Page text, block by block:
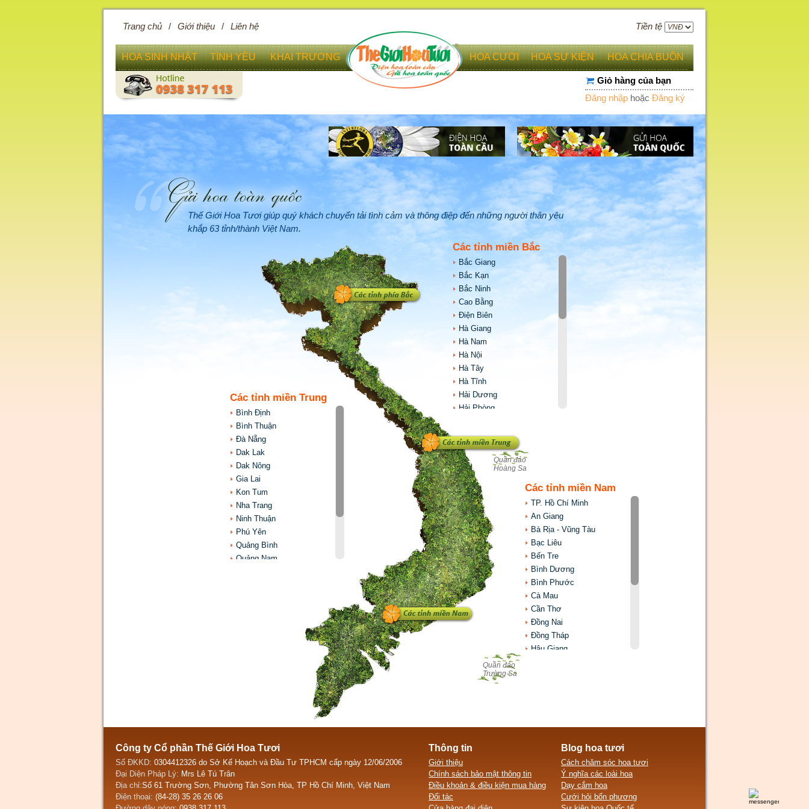
Tiền tệ
Trang chủ / Giới thiệu / Liên hệ
HOA SINH NHẬT TÌNH YÊU KHAI TRƯƠNG HOA CƯỚI HOA SỰ KIỆN HOA CHIA BUỒN
Giỏ hàng của bạn
Đăng nhập hoặc Đăng ký
Thế Giới Hoa Tươi giúp quý khách chuyển tải tình cảm và thông điệp đến những người thân yêu
khắp 63 tỉnh/thành Việt Nam.
Quần đảo
Hoàng Sa
Quần đảo
Trường Sa
Các tỉnh miền Bắc
Bắc Giang
Bắc Kạn
Bắc Ninh
Cao Bằng
Điện Biên
Hà Giang
Hà Nam
Hà Nội
Hà Tây
Hà Tĩnh
Hải Dương
Hải Phòng
Hưng Yên
Lai Châu
Lạng Sơn
Lào Cai
Nam Định
Nghệ An
Ninh Bình
Phú Thọ
Quảng Ninh
Sơn La
Thái Bình
Thái Nguyên
Tuyên Quang
Vĩnh Phúc
Yên Bái
Các tỉnh miền Trung
Bình Định
Bình Thuận
Đà Nẵng
Dak Lak
Dak Nông
Gia Lai
Kon Tum
Nha Trang
Ninh Thuận
Phú Yên
Quảng Bình
Quảng Nam
Các tỉnh miền Nam
TP. Hồ Chí Minh
An Giang
Bà Rịa - Vũng Tàu
Bạc Liêu
Bến Tre
Bình Dương
Bình Phước
Cà Mau
Cần Thơ
Đồng Nai
Đồng Tháp
Hậu Giang
Tiền Giang
Công ty Cổ phần Thế Giới Hoa Tươi
Số ĐKKD: 0304412326 do Sở Kế Hoạch và Đầu Tư TPHCM cấp ngày 12/06/2006
Đại Diện Pháp Lý: Mrs Lê Tú Trân
Địa chỉ:Số 61 Trường Sơn, Phường Tân Sơn Hòa, TP Hồ Chí Minh, Việt Nam
Điện thoại: (84-28) 35 26 26 06
Thông tin
Giới thiệu
Chính sách bảo mật thông tin
Điều khoản & điều kiện mua hàng
Đối tác
Blog hoa tươi
Cách chăm sóc hoa tươi
Ý nghĩa các loài hoa
Dạy cắm hoa
Cưới hỏi bốn phương